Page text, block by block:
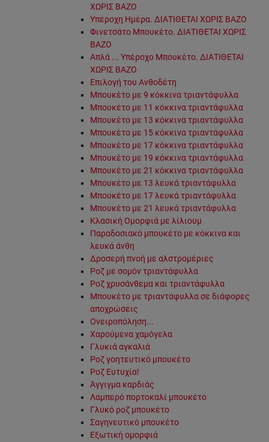
ΧΩΡΙΣ ΒΑΖΟ
Υπέροχη Ημέρα. ΔΙΑΤΙΘΕΤΑΙ ΧΩΡΙΣ ΒΑΖΟ
Φινετσάτο Μπουκέτο. ΔΙΑΤΙΘΕΤΑΙ ΧΩΡΙΣ
ΒΑΖΟ
Απλά ... Υπέροχο Μπουκέτο. ΔΙΑΤΙΘΕΤΑΙ
ΧΩΡΙΣ ΒΑΖΟ
Επιλογή του Ανθοδέτη
Μπουκέτο με 9 κόκκινα τριαντάφυλλα
Μπουκέτο με 11 κόκκινα τριαντάφυλλα
Μπουκέτο με 13 κόκκινα τριαντάφυλλα
Μπουκέτο με 15 κόκκινα τριαντάφυλλα
Μπουκέτο με 17 κόκκινα τριαντάφυλλα
Μπουκέτο με 19 κόκκινα τριαντάφυλλα
Μπουκέτο με 21 κόκκινα τριαντάφυλλα
Μπουκέτο με 13 λευκά τριαντάφυλλα
Μπουκέτο με 17 λευκά τριαντάφυλλα
Μπουκέτο με 21 λευκά τριαντάφυλλα
Κλασική Ομορφιά με λίλιουμ
Παραδοσιακό μπουκέτο με κόκκινα και
λευκά άνθη
Δροσερή πνοή με αλστρομέριες
Ροζ με σομόν τριαντάφυλλα
Ροζ χρυσάνθεμα και τριαντάφυλλα
Μπουκέτο με τριαντάφυλλα σε διάφορες
αποχρώσεις
Ονειροπόληση...
Χαρούμενα χαμόγελα
Γλυκιά αγκαλιά
Ροζ γοητευτικό μπουκέτο
Ροζ Ευτυχία!
Άγγιγμα καρδιάς
Λαμπερό πορτοκαλί μπουκέτο
Γλυκό ροζ μπουκέτο
Σαγηνευτικό μπουκέτο
Εξωτική ομορφιά